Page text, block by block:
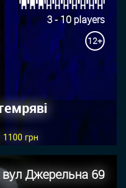
3 - 10 players
12+
грн
вул Джерельна 69